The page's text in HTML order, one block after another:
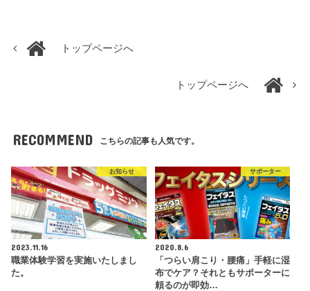
トップページへ
トップページへ
RECOMMEND こちらの記事も人気です。
お知らせ
2023.11.16
職業体験学習を実施いたしまし
た。
サポーター
2020.8.6
「つらい肩こり・腰痛」手軽に湿
布でケア？それともサポーターに
頼るのが即効…